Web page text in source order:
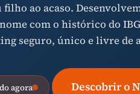
filho ao acaso.
com o histórico do
seguro, único e livre de
agora Descobrir o